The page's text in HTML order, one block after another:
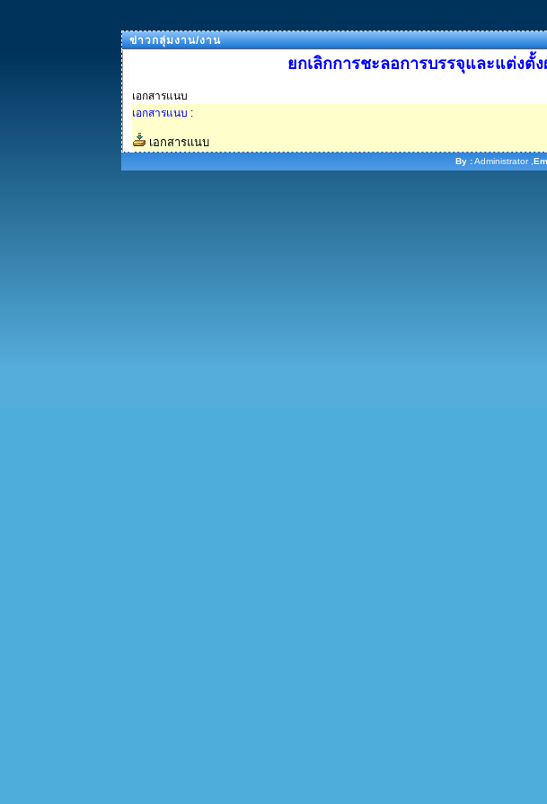
ข่าวกลุ่มงาน/งาน
ยกเลิกการชะลอการบรรจุและแต่งตั้
เอกสารแนบ
เอกสารแนบ :
เอกสารแนบ
By :Administrator ,